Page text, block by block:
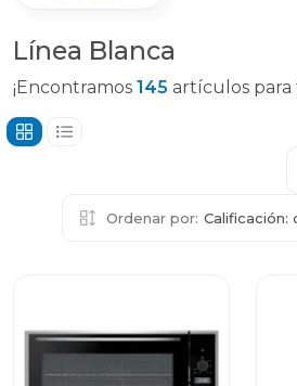
Línea Blanca
¡Encontramos 145 artículos para
Ordenar por: Calificación: